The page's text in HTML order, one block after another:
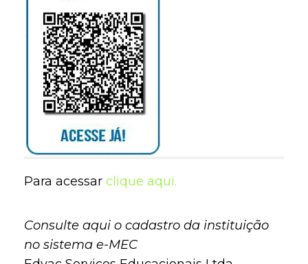
Para acessar clique aqui.
Consulte aqui o cadastro da instituição
no sistema e-MEC